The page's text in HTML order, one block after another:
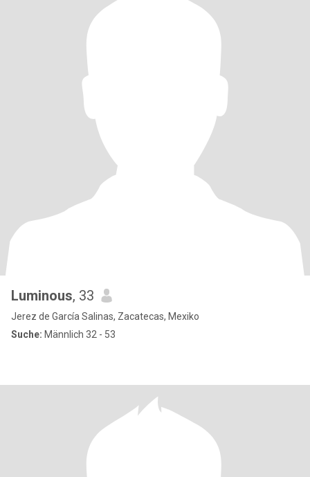
Luminous, 33
Jerez de García Salinas, Zacatecas, Mexiko
Suche: Männlich 32 - 53